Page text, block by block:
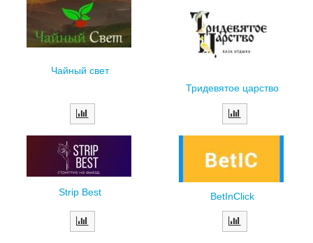
Чайный свет
Тридевятое царство
Strip Best BetInClick